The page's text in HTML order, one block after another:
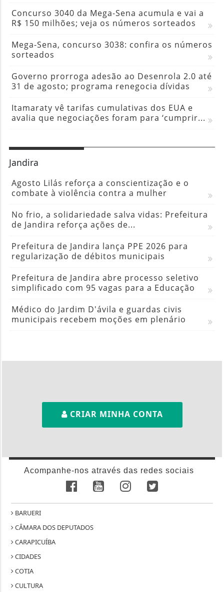
Concurso 3040 da Mega-Sena acumula e vai a
R$ 150 milhões; veja os números sorteados
Mega-Sena, concurso 3038: confira os números
sorteados
Governo prorroga adesão ao Desenrola 2.0 até
31 de agosto; programa renegocia dívidas
Itamaraty vê tarifas cumulativas dos EUA e
avalia que negociações foram para ‘cumprir...
Jandira
Agosto Lilás reforça a conscientização e o
combate à violência contra a mulher
No frio, a solidariedade salva vidas: Prefeitura
de Jandira reforça ações de...
Prefeitura de Jandira lança PPE 2026 para
regularização de débitos municipais
Prefeitura de Jandira abre processo seletivo
simplificado com 95 vagas para a Educação
Médico do Jardim D'ávila e guardas civis
municipais recebem moções em plenário
CRIAR MINHA CONTA
Acompanhe-nos através das redes sociais
BARUERI
CÂMARA DOS DEPUTADOS
CARAPICUÍBA
CIDADES
COTIA
CULTURA